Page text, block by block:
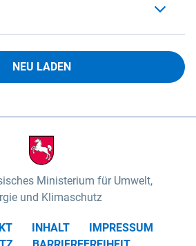
NEU LADEN
Ministerium für Umwelt,
und Klimaschutz
INHALT
IMPRESSUM